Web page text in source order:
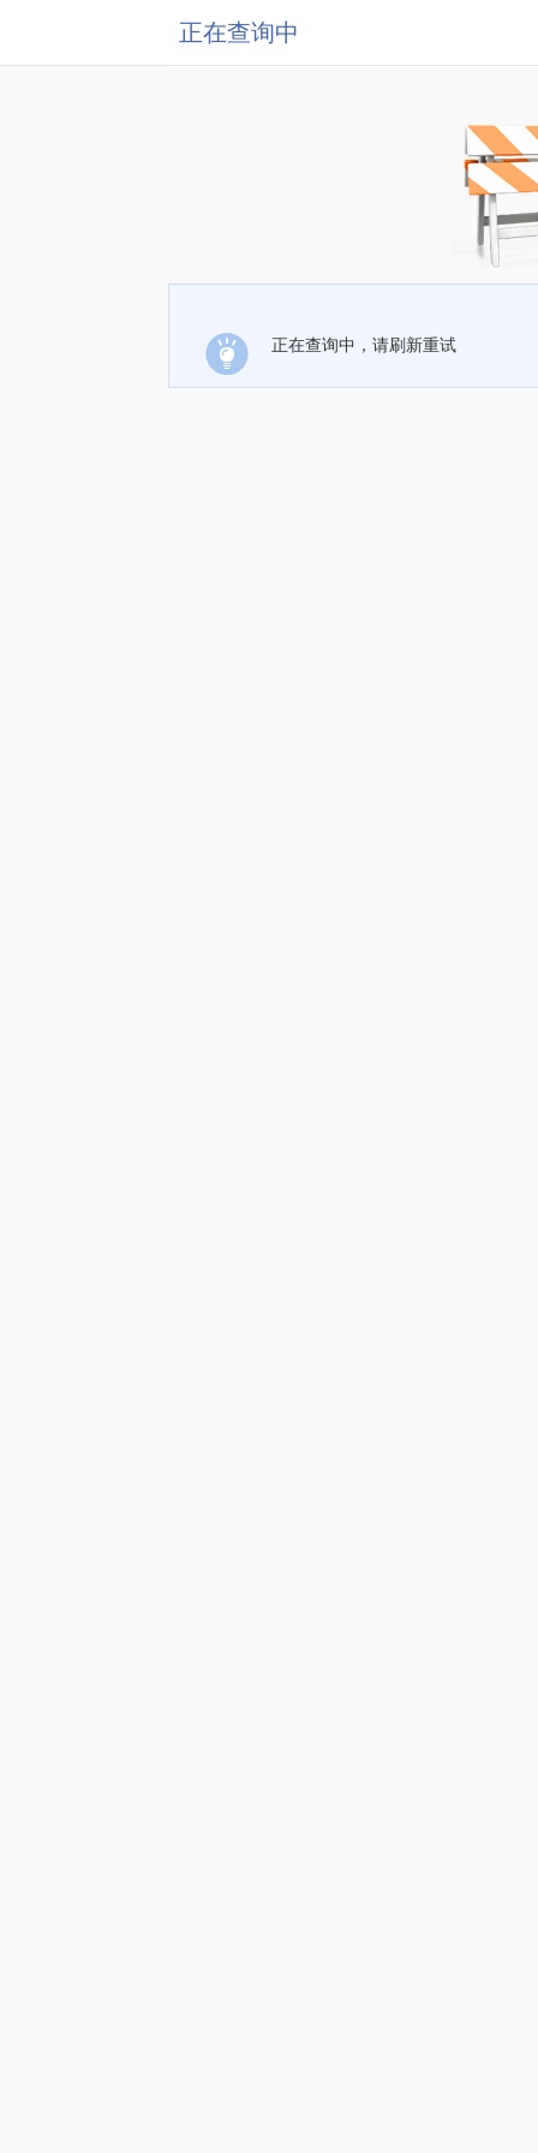
正在查询中
正在查询中，请刷新重试